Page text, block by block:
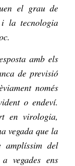
el grau de
i la tecnologia
amb els
de previsió
només
o endeví.
en virologia,
vegada que la
amplíssim del
vegades ens